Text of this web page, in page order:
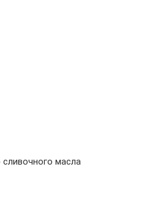
сливочного масла